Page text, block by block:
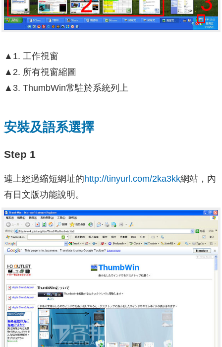
▲1. 工作視窗
▲2. 所有視窗縮圖
▲3. ThumbWin常駐於系統列上
安裝及語系選擇
Step 1
連上經過縮短網址的http://tinyurl.com/2ka3kk網站，內
有日文版功能說明。